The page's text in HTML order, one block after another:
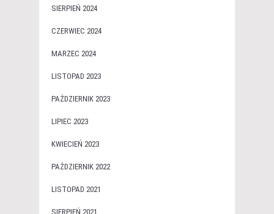
SIERPIEŃ 2024
CZERWIEC 2024
MARZEC 2024
LISTOPAD 2023
PAŹDZIERNIK 2023
LIPIEC 2023
KWIECIEŃ 2023
PAŹDZIERNIK 2022
LISTOPAD 2021
SIERPIEŃ 2021